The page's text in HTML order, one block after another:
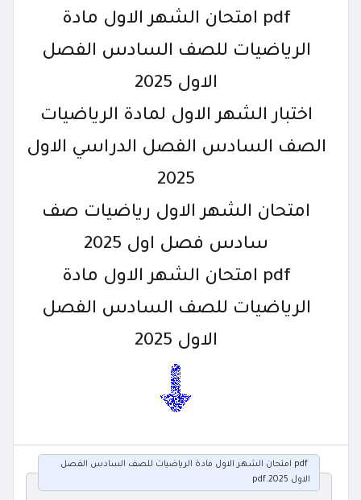
pdf امتحان الشهر الاول مادة
الرياضيات للصف السادس الفصل
الاول 2025
اختبار الشهر الاول لمادة الرياضيات
الصف السادس الفصل الدراسي الاول
2025
امتحان الشهر الاول رياضيات صف
سادس فصل اول 2025
pdf امتحان الشهر الاول مادة
الرياضيات للصف السادس الفصل
الاول 2025
pdf امتحان الشهر الاول مادة الرياضيات للصف السادس الفصل
الاول 2025.pdf